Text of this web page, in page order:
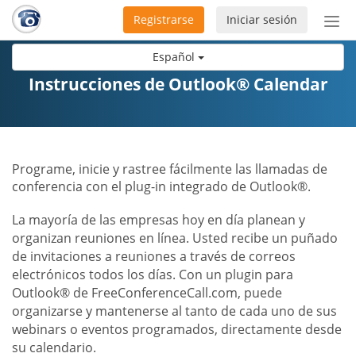
Español
de
Iniciar sesión
Registrarse
Instrucciones de Outlook® Calendar
Programe, inicie y rastree fácilmente las llamadas de
conferencia con el plug-in integrado de Outlook®.
La mayoría de las empresas hoy en día planean y
organizan reuniones en línea. Usted recibe un puñado
de invitaciones a reuniones a través de correos
electrónicos todos los días. Con un plugin para
Outlook® de FreeConferenceCall.com, puede
organizarse y mantenerse al tanto de cada uno de sus
webinars o eventos programados, directamente desde
su calendario.